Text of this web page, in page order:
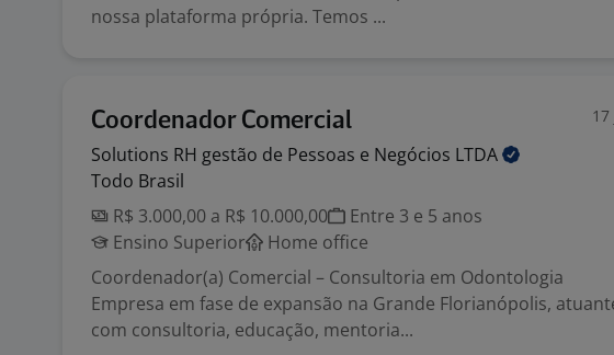
nossa plataforma própria. Temos ...
Coordenador Comercial
Solutions RH gestão de Pessoas e Negócios LTDA
Todo Brasil
R$ 3.000,00 a R$ 10.000,00
Entre 3 e 5 anos
Ensino Superior
Home office
Coordenador(a) Comercial – Consultoria em Odontologia
Empresa em fase de expansão na Grande Florianópolis,
com consultoria, educação, mentoria...